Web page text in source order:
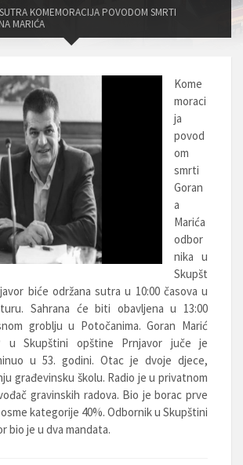
SUTRA KOMEMORACIJA POVODOM SMRTI
MARIĆA
Kome
moraci
ja
povod
om
smrti
Goran
a
Marića
odbor
nika u
Skupšt
biće održana sutra u 10:00 časova u
Sahrana će biti obavljena u 13:00
groblju u Potočanima. Goran Marić
u Skupštini opštine Prnjavor juče je
u 53. godini. Otac je dvoje djece,
građevinsku školu. Radio je u privatnom
gravinskih radova. Bio je borac prve
kategorije 40%. Odbornik u Skupštini
bio je u dva mandata.